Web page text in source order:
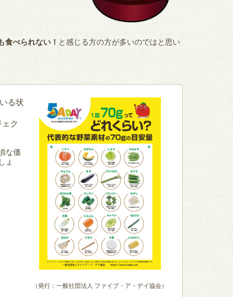
食べられない！ と感じる方の方が多いのではと思い
（発行：一般社団法人 ファイブ・ア・デイ協会）
る状
ク
な価
ょ